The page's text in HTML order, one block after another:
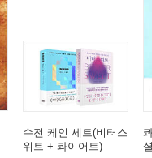
수전 케인 세트(비터스
위트 + 콰이어트)